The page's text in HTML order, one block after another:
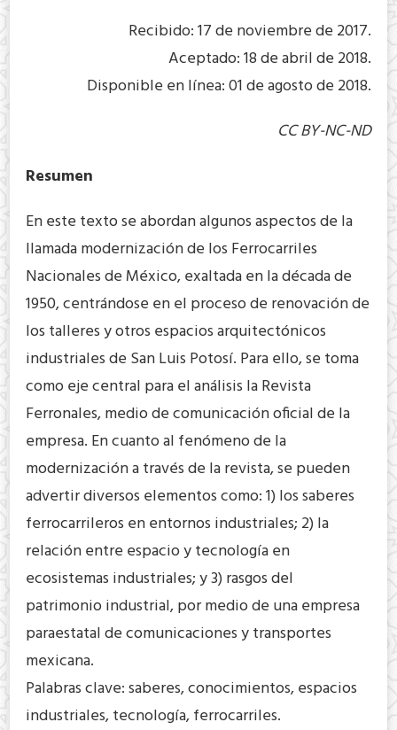
Recibido: 17 de noviembre de 2017.
Aceptado: 18 de abril de 2018.
Disponible en línea: 01 de agosto de 2018.
CC BY-NC-ND
Resumen
En este texto se abordan algunos aspectos de la
llamada modernización de los Ferrocarriles
Nacionales de México, exaltada en la década de
1950, centrándose en el proceso de renovación de
los talleres y otros espacios arquitectónicos
industriales de San Luis Potosí. Para ello, se toma
como eje central para el análisis la Revista
Ferronales, medio de comunicación oficial de la
empresa. En cuanto al fenómeno de la
modernización a través de la revista, se pueden
advertir diversos elementos como: 1) los saberes
ferrocarrileros en entornos industriales; 2) la
relación entre espacio y tecnología en
ecosistemas industriales; y 3) rasgos del
patrimonio industrial, por medio de una empresa
paraestatal de comunicaciones y transportes
mexicana.
Palabras clave: saberes, conocimientos, espacios
industriales, tecnología, ferrocarriles.